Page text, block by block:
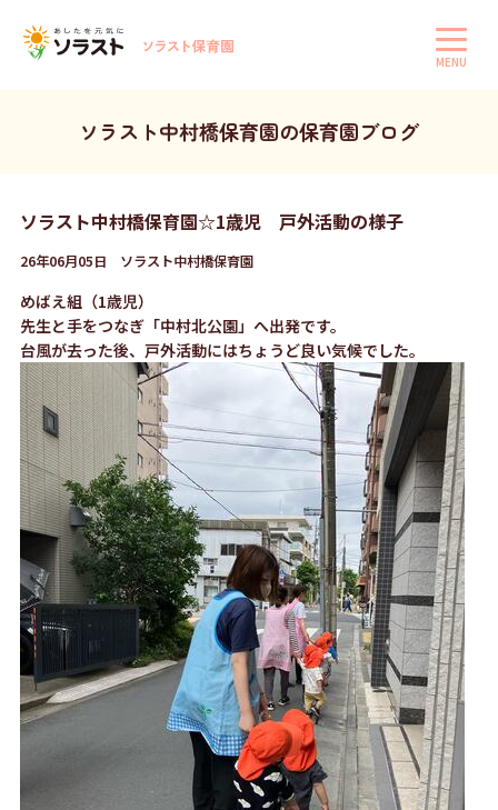
MENU
ソラスト中村橋保育園の保育園ブログ
ソラスト中村橋保育園☆1歳児 戸外活動の様子
26年06月05日 ソラスト中村橋保育園
めばえ組（1歳児）
先生と手をつなぎ「中村北公園」へ出発です。
台風が去った後、戸外活動にはちょうど良い気候でした。